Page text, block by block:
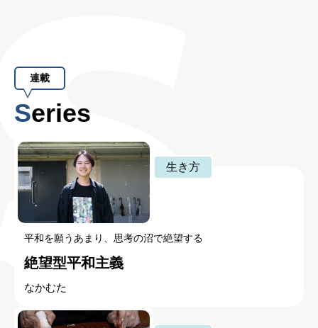
連載
Series
生き方
平和を願うあまり、思考の沼で絶望する
絶望型平和主義
なかむた